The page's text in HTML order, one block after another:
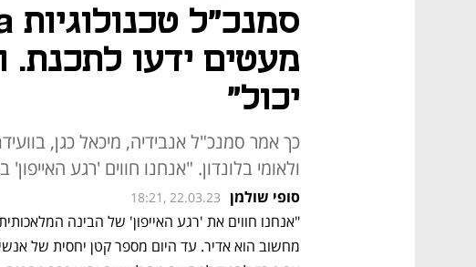
מעטים ידעו לתכנת.
יכול"
ולאומי בלונדון. "אנחנו חווים 'רגע
סופי שולמן 18:21, 22.03.23